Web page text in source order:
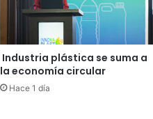
Industria plástica se suma a
la economía circular
Hace 1 día